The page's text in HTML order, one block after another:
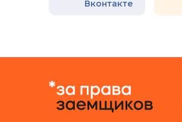
Вконтакте